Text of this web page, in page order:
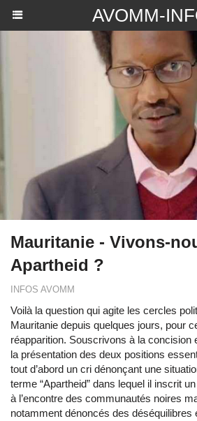
AVOMM-
Mauritanie - Vivons-
Apartheid ?
INFOS AVOMM
Voilà la question qui agite les cercles
Mauritanie depuis quelques jours, pour
réapparition. Souscrivons à la concision
la présentation des deux positions
tout d’abord un cri dénonçant une
terme “Apartheid” dans lequel il inscrit
à l’encontre des communautés noires
notamment dénoncés des déséquilibres